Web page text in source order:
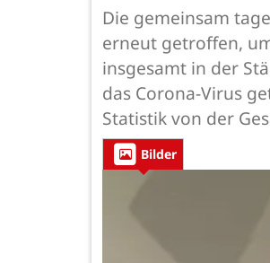
Die gemeinsam
erneut getroffen,
insgesamt in der
das Corona-Virus
Statistik von der
Bilder